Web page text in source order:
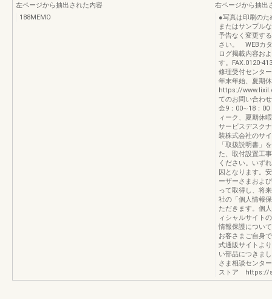
左ページから抽出された内容
188MEMO
右ページから抽出
●写真は印刷のた
またはサンプル
予告なく変更す
さい。 WEBカ
ログ掲載内容お
す。FAX.0120-
修理受付センタ
年末年始、夏期
https://
てのお問い合わ
金9：00∼18：
ィーク、夏期休
サービスデスク
装株式会社のサ
「取扱説明書」
た、取付設置工
ください。いず
因となります。
ーザーさまおよ
って取得し、将
社の「個人情報
ただきます。個
ィシャルサイト
情報保護につい
お客さまご自身
式通販サイトよ
い部品につきま
さま相談センタ
ストア https://